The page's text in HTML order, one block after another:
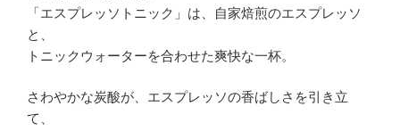
「エスプレッソトニック」は、自家焙煎のエスプレッソ
と、
トニックウォーターを合わせた爽快な一杯。
さわやかな炭酸が、エスプレッソの香ばしさを引き立
て、